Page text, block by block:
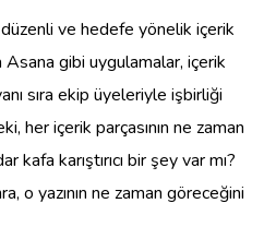
ve hedefe yönelik içerik
gibi uygulamalar, içerik
sıra ekip üyeleriyle işbirliği
her içerik parçasının ne zaman
kafa karıştırıcı bir şey var mı?
o yazının ne zaman göreceğini